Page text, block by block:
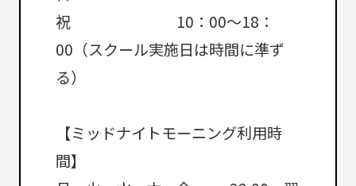
祝 10：00～18：
00（スクール実施日は時間に準ず
る）
【ミッドナイトモーニング利用時
間】